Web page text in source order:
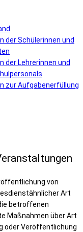
der Schülerinnen und
der Lehrerinnen und
zur Aufgabenerfüllung
von
Art
betroffenen
Maßnahmen über Art
oder Veröffentlichung